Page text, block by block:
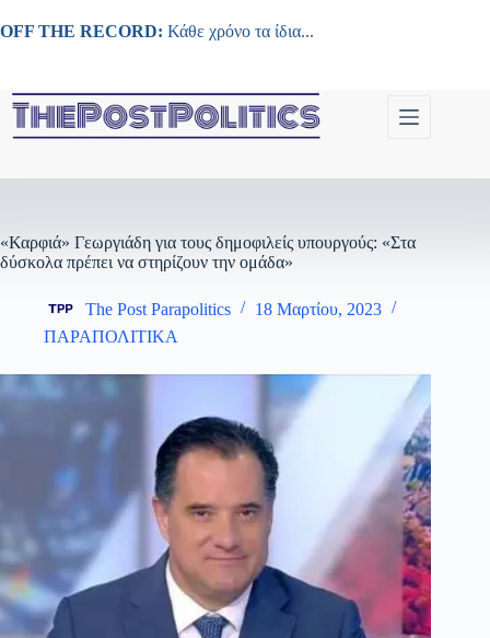
στο
OFF THE RECORD: Κάθε χρόνο τα ίδια...
«Καρφιά» Γεωργιάδη για τους δημοφιλείς υπουργούς: «Στα
δύσκολα πρέπει να στηρίζουν την ομάδα»
The Post Parapolitics
18 Μαρτίου, 2023
ΠΑΡΑΠΟΛΙΤΙΚΑ